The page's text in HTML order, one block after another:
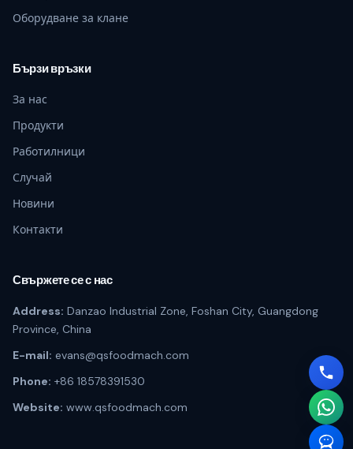
Оборудване за клане
Бързи връзки
За нас
Продукти
Работилници
Случай
Новини
Контакти
Свържете се с нас
Address: Danzao Industrial Zone, Foshan City, Guangdong
Province, China
E-mail: evans@qsfoodmach.com
Phone: +86 18578391530
Website: www.qsfoodmach.com